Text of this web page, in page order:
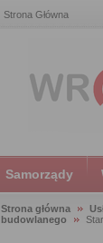
Strona Główna
Samorządy
Strona główna
budowlanego